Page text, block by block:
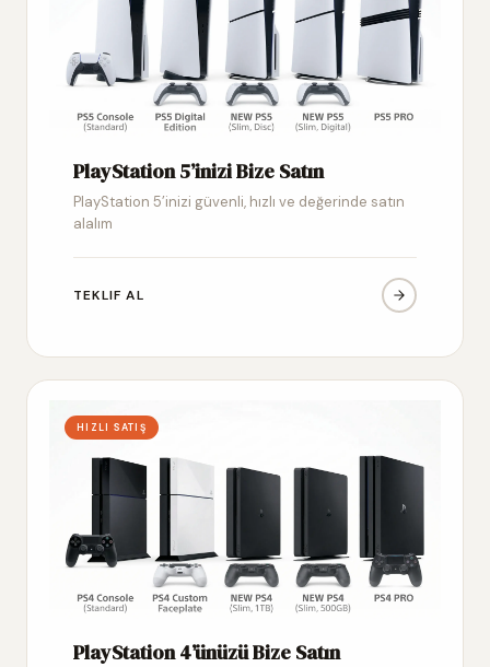
PlayStation 5’inizi Bize Satın
PlayStation 5’inizi güvenli, hızlı ve değerinde satın
alalım
TEKLIF AL
HIZLI SATIŞ
PlayStation 4’ünüzü Bize Satın